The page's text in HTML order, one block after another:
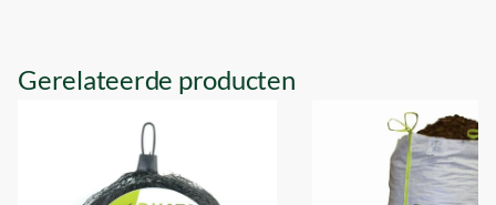
Gerelateerde producten